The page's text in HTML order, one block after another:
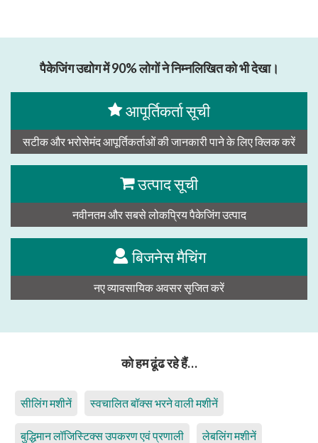
पैकेजिंग उद्योग में 90% लोगों ने निम्नलिखित को भी देखा।
आपूर्तिकर्ता सूची
सटीक और भरोसेमंद आपूर्तिकर्ताओं की जानकारी पाने के लिए क्लिक करें
उत्पाद सूची
नवीनतम और सबसे लोकप्रिय पैकेजिंग उत्पाद
बिजनेस मैचिंग
नए व्यावसायिक अवसर सृजित करें
को हम ढूंढ रहे हैं…
सीलिंग मशीनें स्वचालित बॉक्स भरने वाली मशीनें
बुद्धिमान लॉजिस्टिक्स उपकरण एवं प्रणाली लेबलिंग मशीनें